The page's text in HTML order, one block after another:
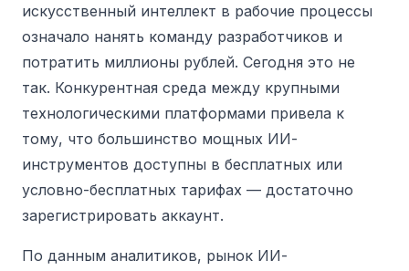
искусственный интеллект в рабочие процессы
означало нанять команду разработчиков и
потратить миллионы рублей. Сегодня это не
так. Конкурентная среда между крупными
технологическими платформами привела к
тому, что большинство мощных ИИ-
инструментов доступны в бесплатных или
условно-бесплатных тарифах — достаточно
зарегистрировать аккаунт.
По данным аналитиков, рынок ИИ-